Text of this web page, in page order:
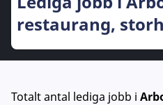
restaurang,
Totalt antal lediga jobb i